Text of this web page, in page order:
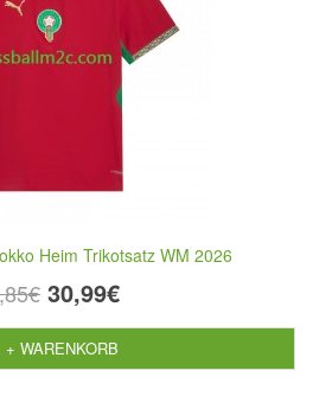
Heim Trikotsatz WM 2026
30,99€
+ WARENKORB